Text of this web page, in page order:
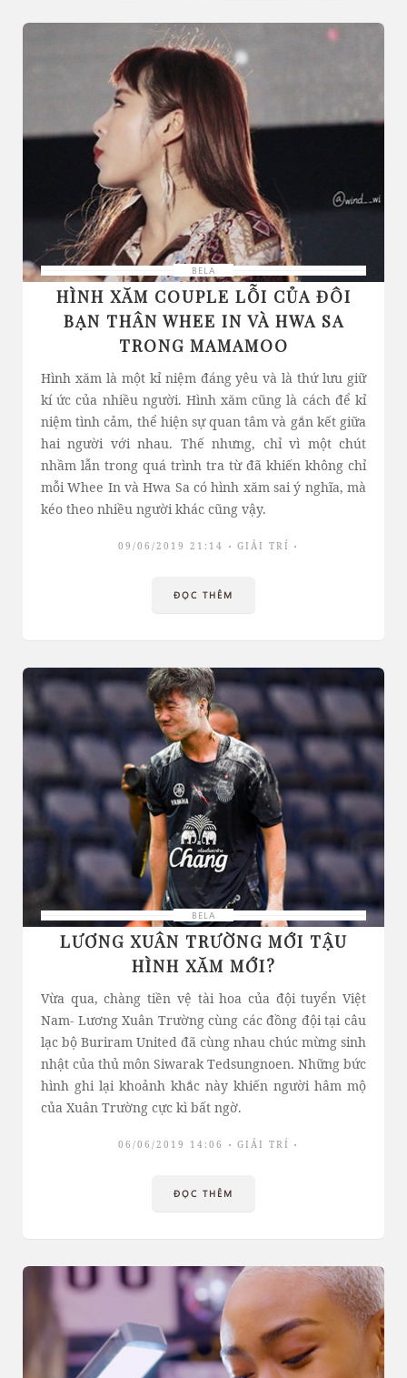
BELA
HÌNH XĂM COUPLE LỖI CỦA ĐÔI
BẠN THÂN WHEE IN VÀ HWA SA
TRONG MAMAMOO
Hình xăm là một kỉ niệm đáng yêu và là thứ lưu giữ
kí ức của nhiều người. Hình xăm cũng là cách để kỉ
niệm tình cảm, thể hiện sự quan tâm và gắn kết giữa
hai người với nhau. Thế nhưng, chỉ vì một chút
nhầm lẫn trong quá trình tra từ đã khiến không chỉ
mỗi Whee In và Hwa Sa có hình xăm sai ý nghĩa, mà
kéo theo nhiều người khác cũng vậy.
09/06/2019 21:14 GIẢI TRÍ
ĐỌC THÊM
BELA
LƯƠNG XUÂN TRƯỜNG MỚI TẬU
HÌNH XĂM MỚI?
Vừa qua, chàng tiền vệ tài hoa của đội tuyển Việt
Nam- Lương Xuân Trường cùng các đồng đội tại câu
lạc bộ Buriram United đã cùng nhau chúc mừng sinh
nhật của thủ môn Siwarak Tedsungnoen. Những bức
hình ghi lại khoảnh khắc này khiến người hâm mộ
của Xuân Trường cực kì bất ngờ.
06/06/2019 14:06 GIẢI TRÍ
ĐỌC THÊM